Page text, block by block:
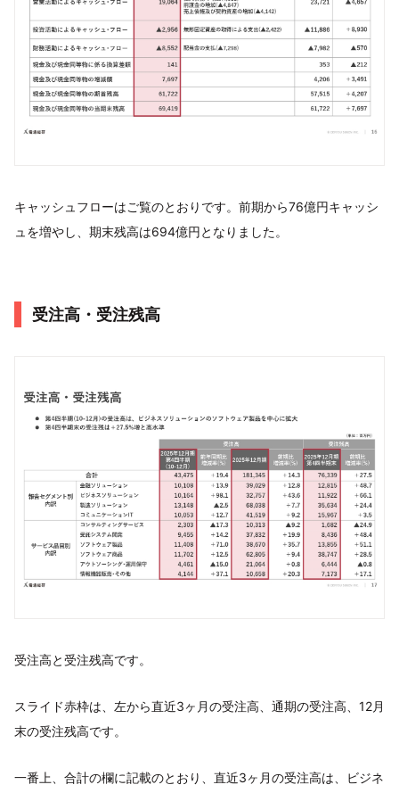
キャッシュフローはご覧のとおりです。前期から76億円キャッシ
ュを増やし、期末残⾼は694億円となりました。
受注⾼・受注残⾼
受注⾼と受注残⾼です。
スライド⾚枠は、左から直近3ヶ⽉の受注⾼、通期の受注⾼、12⽉
末の受注残⾼です。
⼀番上、合計の欄に記載のとおり、直近3ヶ⽉の受注⾼は、ビジネ